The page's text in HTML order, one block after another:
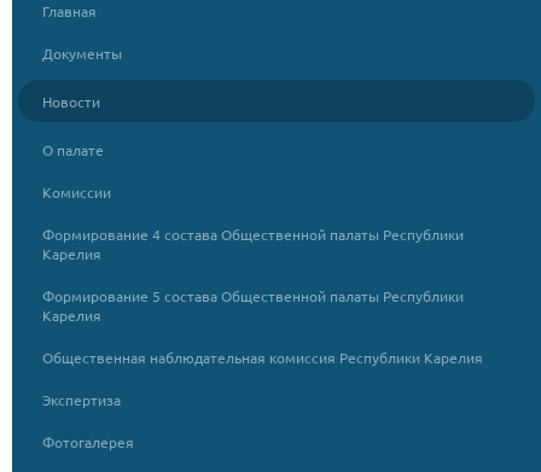
Главная
Документы
Новости
О палате
Комиссии
Формирование 4 состава Общественной палаты Республики
Карелия
Формирование 5 состава Общественной палаты Республики
Карелия
Общественная наблюдательная комиссия Республики Карелия
Экспертиза
Фотогалерея